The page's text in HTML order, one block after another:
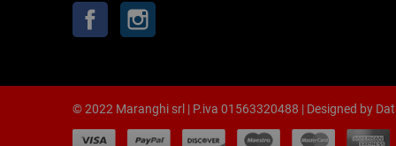
Facebook
© 2022 Maranghi srl | P.iva 01563320488 | Designed by